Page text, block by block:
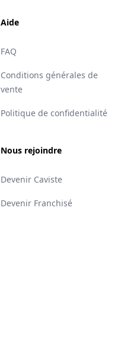
Aide
FAQ
Conditions générales de
vente
Politique de confidentialité
Nous rejoindre
Devenir Caviste
Devenir Franchisé